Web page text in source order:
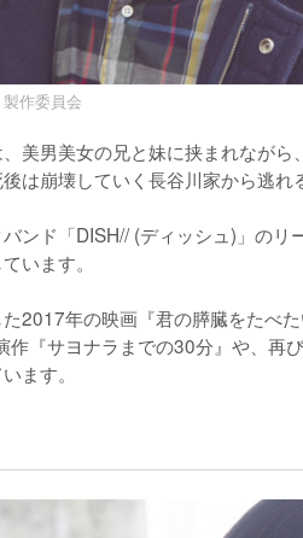
作委員会
美男美女の兄と妹に挟まれなが
は崩壊していく長谷川家から逃れ
ンド「DISH// (ディッシュ)」のリ
います。
2017年の映画『君の膵臓をたべた
『サヨナラまでの30分』や、再
ます。